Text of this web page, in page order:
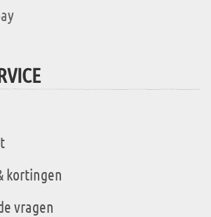
kortingen
vragen